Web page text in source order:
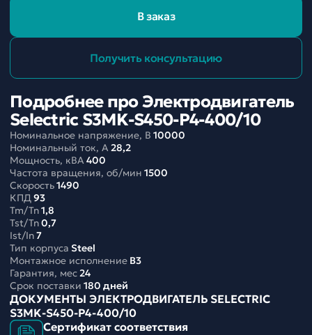
В заказ
Получить консультацию
Подробнее про Электродвигатель
Selectric S3MK-S450-P4-400/10
Номинальное напряжение, В 10000
Номинальный ток, A28,2
Мощность, кВА400
Частота вращения, об/мин 1500
Скорость1490
КПД93
Tm/Tn1,8
Tst/Tn0,7
Ist/In7
Тип корпуса Steel
Монтажное исполнение B3
Гарантия, мес24
Срок поставки 180 дней
ДОКУМЕНТЫ ЭЛЕКТРОДВИГАТЕЛЬ SELECTRIC
S3MK-S450-P4-400/10
Сертификат соответствия